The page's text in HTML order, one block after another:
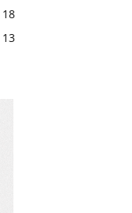
18
13